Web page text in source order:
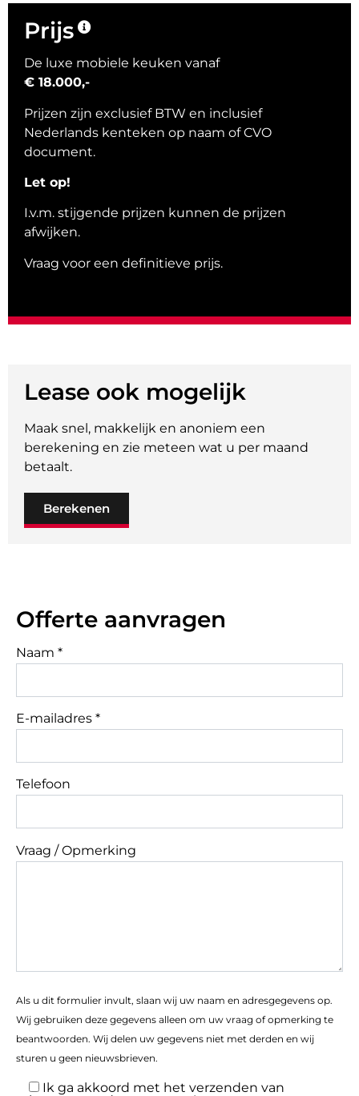
Offerte aanvragen
Naam *
E-mailadres *
Telefoon
Vraag / Opmerking
Als u dit formulier invult, slaan wij uw naam en adresgegevens op.
Wij gebruiken deze gegevens alleen om uw vraag of opmerking te
beantwoorden. Wij delen uw gegevens niet met derden en wij
sturen u geen nieuwsbrieven.
Ik ga akkoord met het verzenden van
Prijs
De luxe mobiele keuken vanaf
€ 18.000,-
Prijzen zijn exclusief BTW en inclusief
Nederlands kenteken op naam of CVO
document.
Let op!
I.v.m. stijgende prijzen kunnen de prijzen
afwijken.
Vraag voor een definitieve prijs.
Lease ook mogelijk
Maak snel, makkelijk en anoniem een
berekening en zie meteen wat u per maand
betaalt.
Berekenen